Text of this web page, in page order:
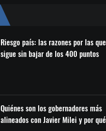
Riesgo país: las razones por las que
sigue sin bajar de los 400 puntos
Quiénes son los gobernadores más
alineados con Javier Milei y por qué